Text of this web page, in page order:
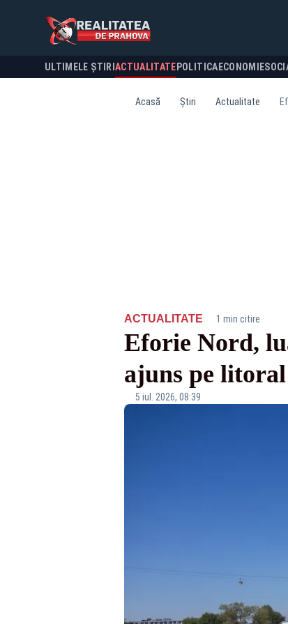
ULTIMELE ȘTIRI ACTUALITATE POLITICA ECONOMIE
Acasă Știri Actualitate
ACTUALITATE· 1 min citire
Eforie Nord,
ajuns pe
5 iul. 2026, 08:39